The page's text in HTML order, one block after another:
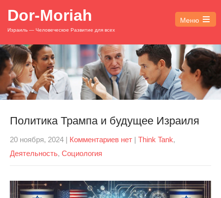
Dor-Moriah
Израиль — Человеческое Развитие для всех
Меню
Open
main
menu
Политика Трампа и будущее Израиля
20 ноября, 2024 | Комментариев нет | Think Tank,
Деятельность, Социология